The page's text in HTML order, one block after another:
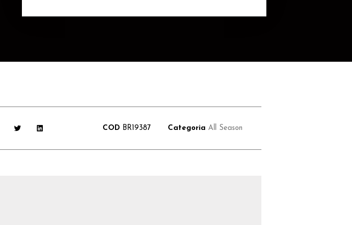
COD BR19387 Categoria All Season